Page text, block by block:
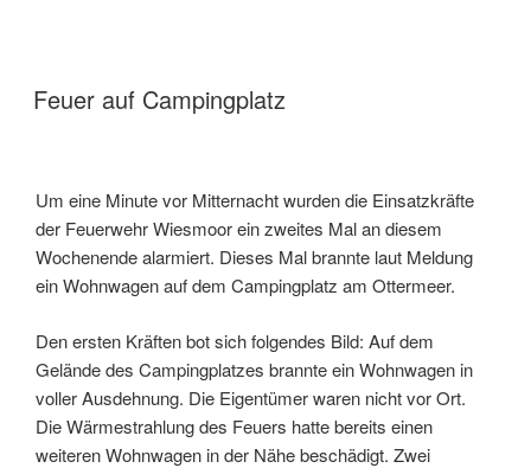
Feuer auf Campingplatz
Um eine Minute vor Mitternacht wurden die Einsatzkräfte
der Feuerwehr Wiesmoor ein zweites Mal an diesem
Wochenende alarmiert. Dieses Mal brannte laut Meldung
ein Wohnwagen auf dem Campingplatz am Ottermeer.
Den ersten Kräften bot sich folgendes Bild: Auf dem
Gelände des Campingplatzes brannte ein Wohnwagen in
voller Ausdehnung. Die Eigentümer waren nicht vor Ort.
Die Wärmestrahlung des Feuers hatte bereits einen
weiteren Wohnwagen in der Nähe beschädigt. Zwei